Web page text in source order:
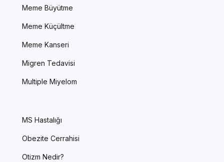
Meme Büyütme
Meme Küçültme
Meme Kanseri
Migren Tedavisi
Multiple Miyelom
MS Hastalığı
Obezite Cerrahisi
Otizm Nedir?